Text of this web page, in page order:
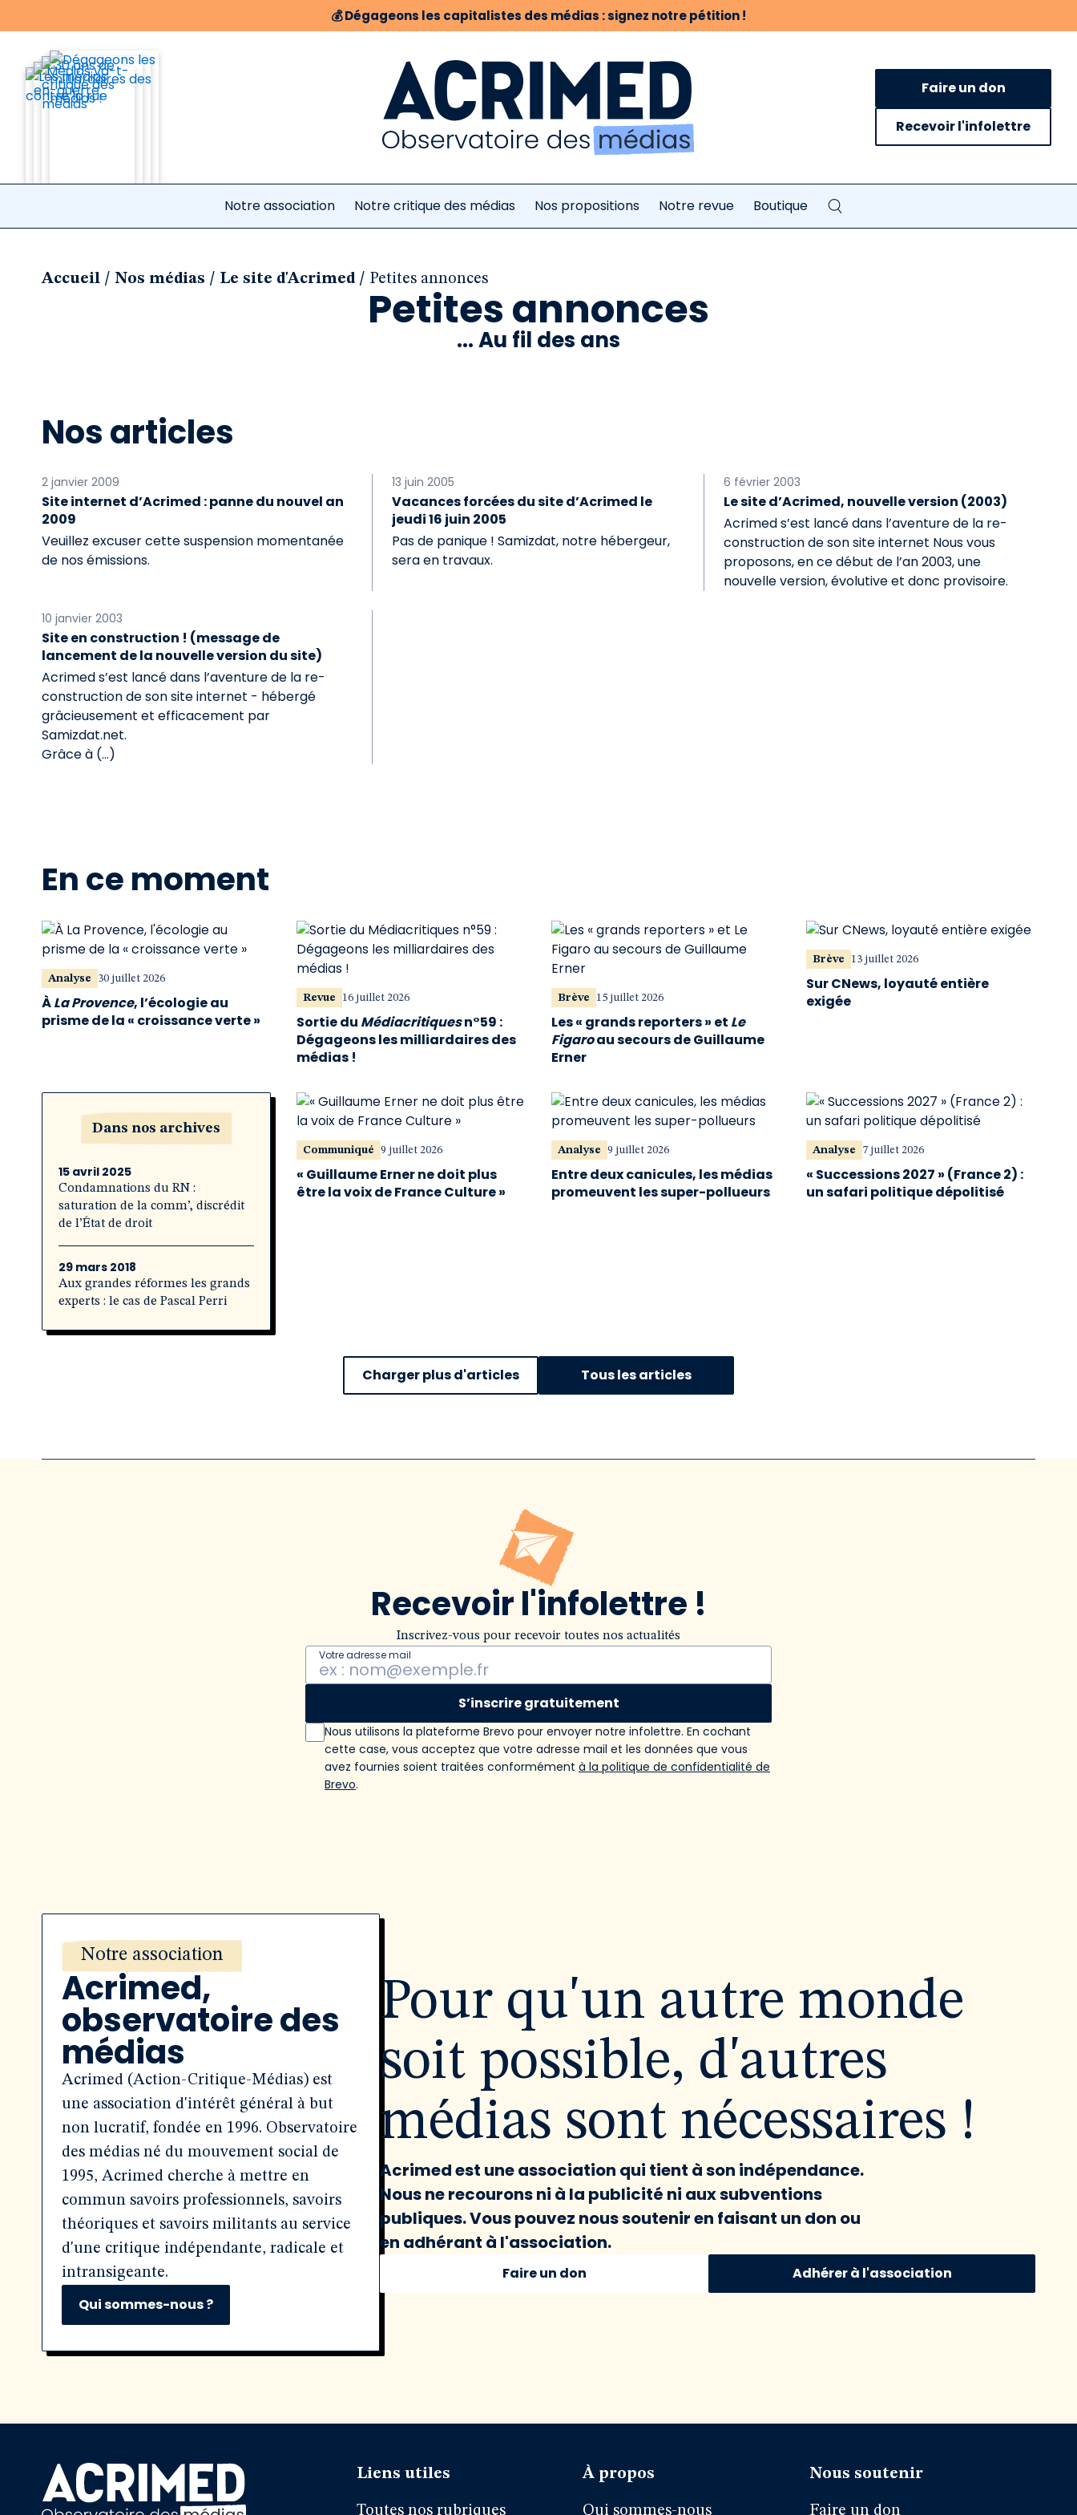
💰Dégageons les capitalistes des médias : signez notre pétition !
Faire un don
Recevoir l'infolettre
Notre association Notre critique des médias Nos propositions Notre revue Boutique
Accueil / Nos médias / Le site d'Acrimed / Petites annonces
Petites annonces
... Au fil des ans
Nos articles
2 janvier 2009
Site internet d’Acrimed : panne du nouvel an
2009
Veuillez excuser cette suspension momentanée
de nos émissions.
13 juin 2005
Vacances forcées du site d’Acrimed le
jeudi 16 juin 2005
Pas de panique ! Samizdat, notre hébergeur,
sera en travaux.
6 février 2003
Le site d’Acrimed, nouvelle version (2003)
Acrimed s’est lancé dans l’aventure de la re-
construction de son site internet Nous vous
proposons, en ce début de l’an 2003, une
nouvelle version, évolutive et donc provisoire.
10 janvier 2003
Site en construction ! (message de
lancement de la nouvelle version du site)
Acrimed s’est lancé dans l’aventure de la re-
construction de son site internet - hébergé
grâcieusement et efficacement par
Samizdat.net.
Grâce à (…)
En ce moment
Analyse 30 juillet 2026
ÀLa Provence, l’écologie au
prisme de la « croissance verte »
Revue 16 juillet 2026
Sortie du Médiacritiquesn°59 :
Dégageons les milliardaires des
médias !
Brève 15 juillet 2026
Les « grands reporters » et Le
Figaroau secours de Guillaume
Erner
Brève 13 juillet 2026
Sur CNews, loyauté entière
exigée
Dans nos archives
15 avril 2025
Condamnations du RN :
saturation de la comm’, discrédit
de l’État de droit
29 mars 2018
Aux grandes réformes les grands
experts : le cas de Pascal Perri
Communiqué 9 juillet 2026
« Guillaume Erner ne doit plus
être la voix de France Culture »
Analyse 9 juillet 2026
Entre deux canicules, les médias
promeuvent les super-pollueurs
Analyse 7 juillet 2026
« Successions 2027 » (France 2) :
un safari politique dépolitisé
Charger plus d'articles Tous les articles
Recevoir l'infolettre !
Inscrivez-vous pour recevoir toutes nos actualités
Votre adresse mail
S’inscrire gratuitement
Nous utilisons la plateforme Brevo pour envoyer notre infolettre. En cochant
cette case, vous acceptez que votre adresse mail et les données que vous
avez fournies soient traitées conformément à la politique de confidentialité de
Brevo.
Notre association
Acrimed,
observatoire des
médias
Acrimed (Action-Critique-Médias) est
une association d'intérêt général à but
non lucratif, fondée en 1996. Observatoire
des médias né du mouvement social de
1995, Acrimed cherche à mettre en
commun savoirs professionnels, savoirs
théoriques et savoirs militants au service
d'une critique indépendante, radicale et
intransigeante.
Qui sommes-nous ?
Pour qu'un autre monde
soit possible, d'autres
médias sont nécessaires !
Acrimed est une association qui tient à son indépendance.
Nous ne recourons ni à la publicité ni aux subventions
publiques. Vous pouvez nous soutenir en faisant un don ou
en adhérant à l'association.
Faire un don Adhérer à l'association
Liens utiles
Toutes nos rubriques
À propos
Qui sommes-nous
Nous soutenir
Faire un don